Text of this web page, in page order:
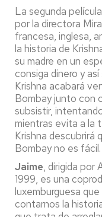
La segunda
por la directora
francesa, inglesa,
la historia de
su madre en un
consiga dinero y
Krishna acabará
Bombay junto con
subsistir,
mientras evita a la
Krishna descubrirá
Bombay no es fácil.
Jaime, dirigida por
1999, es una
luxemburguesa
contarnos la